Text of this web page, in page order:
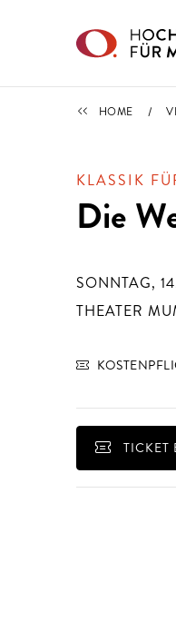
TERMINE
HOME
KLASSIK
Die
SONNTAG,
THEATER
TICKET